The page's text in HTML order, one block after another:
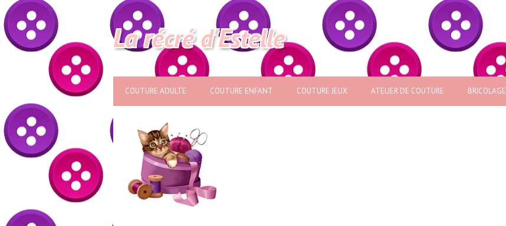
La récré d'Estelle
COUTURE ADULTE COUTURE ENFANT COUTURE JEUX ATELIER DE COUTURE BRICOLAGE